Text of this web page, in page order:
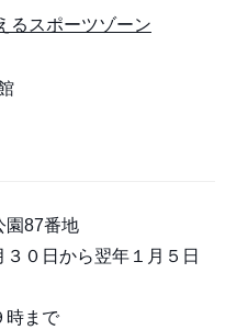
るスポーツゾーン
園87番地
０日から翌年１月５日
時まで